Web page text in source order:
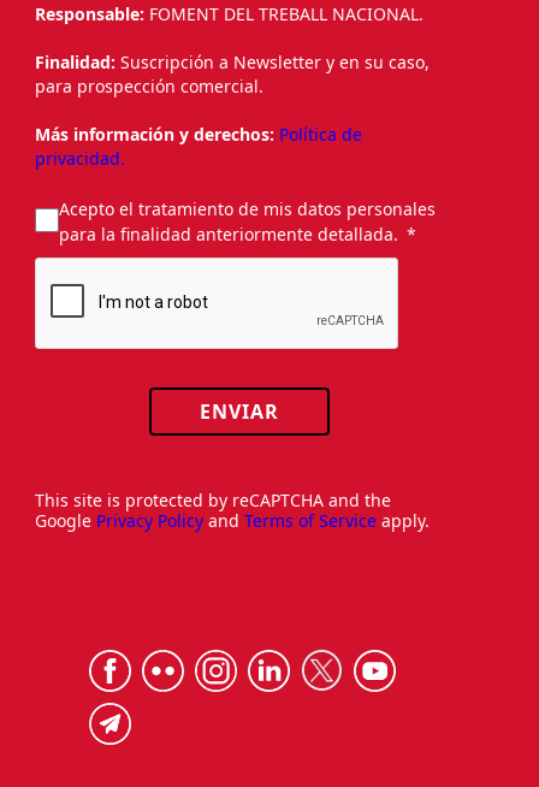
Responsable: FOMENT DEL TREBALL NACIONAL.
Finalidad: Suscripción a Newsletter y en su caso,
para prospección comercial.
Más información y derechos: Política de
privacidad.
Acepto el tratamiento de mis datos personales
para la finalidad anteriormente detallada.
ENVIAR
This site is protected by reCAPTCHA and the
Google Privacy Policy and Terms of Service apply.